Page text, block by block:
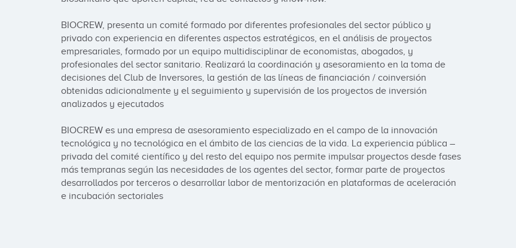
BIOCREW, presenta un comité formado por diferentes profesionales del sector público y
privado con experiencia en diferentes aspectos estratégicos, en el análisis de proyectos
empresariales, formado por un equipo multidisciplinar de economistas, abogados, y
profesionales del sector sanitario. Realizará la coordinación y asesoramiento en la toma de
decisiones del Club de Inversores, la gestión de las líneas de financiación / coinversión
obtenidas adicionalmente y el seguimiento y supervisión de los proyectos de inversión
analizados y ejecutados
BIOCREW es una empresa de asesoramiento especializado en el campo de la innovación
tecnológica y no tecnológica en el ámbito de las ciencias de la vida. La experiencia pública –
privada del comité científico y del resto del equipo nos permite impulsar proyectos desde fases
más tempranas según las necesidades de los agentes del sector, formar parte de proyectos
desarrollados por terceros o desarrollar labor de mentorización en plataformas de aceleración
e incubación sectoriales